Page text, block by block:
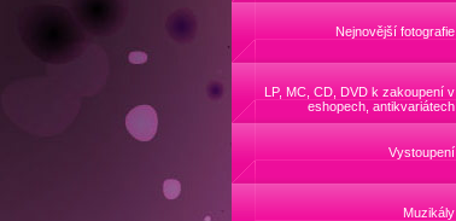
Nejnovější fotografie
LP, MC, CD, DVD k zakoupení v
eshopech, antikvariátech
Vystoupení
Muzikály